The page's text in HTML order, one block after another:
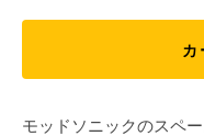
カ
モッドソニックのスペ